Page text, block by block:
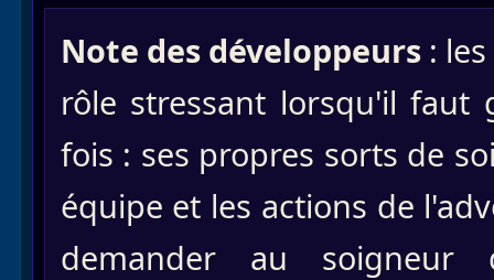
Note des développeurs: les
rôle stressant lorsqu'il faut
fois : ses propres sorts de
équipe et les actions de
demander au soigneur